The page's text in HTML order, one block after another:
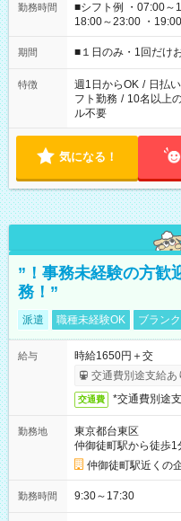
勤務時間
■シフト例 ・07:00～
18:00～23:00 ・
etc ★最短で3時間で5,120円のお仕事から 15時間で2万円近く稼
げるお仕事も！ ご希望のお時間に合わせてご紹介！ ※シフトは
ください！
期間 ■１日のみ・1回だけ
特徴 週1日からOK / 日払
フト勤務 / 10名以上
ル不要
気になる！
”！事務未経験の方歓
務！”
派遣 職種未経験OK ブラン
給与
時給1650円＋交
交通費別途支給あ
交通費 *交通費別途
勤務地
東京都台東区
仲御徒町駅から徒歩1
仲御徒町駅近くの
勤務時間 9:30～17:30